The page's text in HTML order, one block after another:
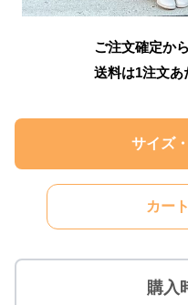
ご注文確定か
送料は1注文あ
サイズ
カー
購入